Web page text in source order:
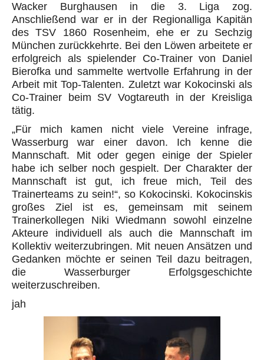
Wacker Burghausen in die 3. Liga zog.
Anschließend war er in der Regionalliga Kapitän
des TSV 1860 Rosenheim, ehe er zu Sechzig
München zurückkehrte. Bei den Löwen arbeitete er
erfolgreich als spielender Co-Trainer von Daniel
Bierofka und sammelte wertvolle Erfahrung in der
Arbeit mit Top-Talenten. Zuletzt war Kokocinski als
Co-Trainer beim SV Vogtareuth in der Kreisliga
tätig.
„Für mich kamen nicht viele Vereine infrage,
Wasserburg war einer davon. Ich kenne die
Mannschaft. Mit oder gegen einige der Spieler
habe ich selber noch gespielt. Der Charakter der
Mannschaft ist gut, ich freue mich, Teil des
Trainerteams zu sein!“, so Kokocinski. Kokocinskis
großes Ziel ist es, gemeinsam mit seinem
Trainerkollegen Niki Wiedmann sowohl einzelne
Akteure individuell als auch die Mannschaft im
Kollektiv weiterzubringen. Mit neuen Ansätzen und
Gedanken möchte er seinen Teil dazu beitragen,
die Wasserburger Erfolgsgeschichte
weiterzuschreiben.
jah